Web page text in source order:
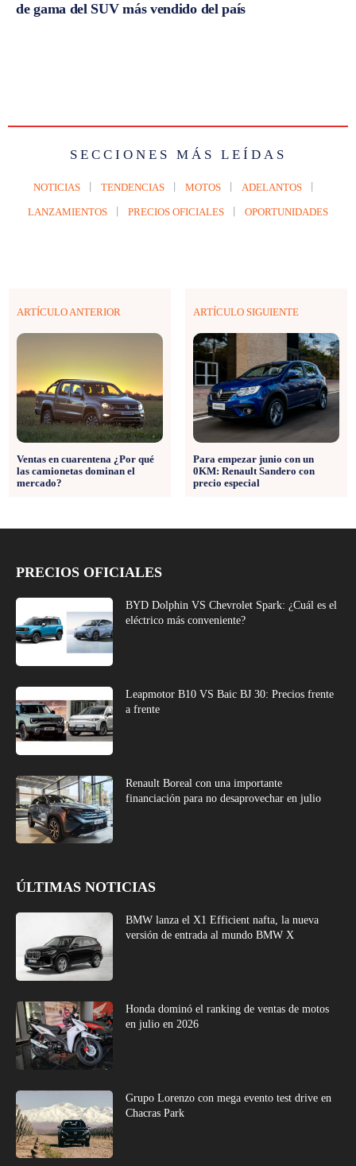
de gama del SUV más vendido del país
SECCIONES MÁS LEÍDAS
NOTICIAS TENDENCIAS MOTOS ADELANTOS
LANZAMIENTOS PRECIOS OFICIALES OPORTUNIDADES
ARTÍCULO ANTERIOR
Ventas en cuarentena ¿Por qué
las camionetas dominan el
mercado?
ARTÍCULO SIGUIENTE
Para empezar junio con un
0KM: Renault Sandero con
precio especial
PRECIOS OFICIALES
BYD Dolphin VS Chevrolet Spark: ¿Cuál es el
eléctrico más conveniente?
Leapmotor B10 VS Baic BJ 30: Precios frente
a frente
Renault Boreal con una importante
financiación para no desaprovechar en julio
ÚLTIMAS NOTICIAS
BMW lanza el X1 Efficient nafta, la nueva
versión de entrada al mundo BMW X
Honda dominó el ranking de ventas de motos
en julio en 2026
Grupo Lorenzo con mega evento test drive en
Chacras Park